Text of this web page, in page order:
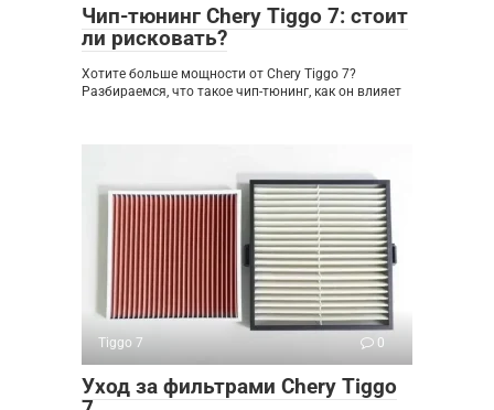
Чип-тюнинг Chery Tiggo 7: стоит
ли рисковать?
Хотите больше мощности от Chery Tiggo 7?
Разбираемся, что такое чип-тюнинг, как он влияет
Tiggo 7 0
Уход за фильтрами Chery Tiggo